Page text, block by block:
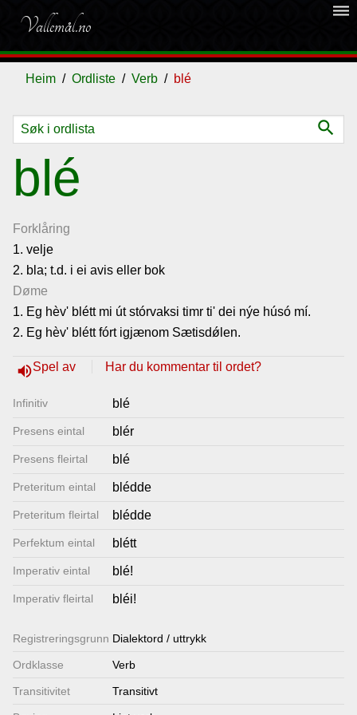
Vallemål.no
dehaze
Heim Ordliste Verb blé
search
blé
Forklåring
1. velje
2. bla; t.d. i ei avis eller bok
Døme
1. Eg hèv' blétt mi út stórvaksi timr ti' dei nýe húsó mí.
2. Eg hèv' blétt fórt igjænom Sætisdǿlen.
volume_upSpel av Har du kommentar til ordet?
Infinitiv blé
Presens eintal blér
Presens fleirtal blé
Preteritum eintal blédde
Preteritum fleirtal blédde
Perfektum eintal blétt
Imperativ eintal blé!
Imperativ fleirtal bléi!
Registrerings­grunn Dialektord / uttrykk
Ordklasse Verb
Transitivitet Transitivt
Ordliste
Om
vallemålet
Gjestebok
Nyhende
Lenkjer
Kontakt
oss